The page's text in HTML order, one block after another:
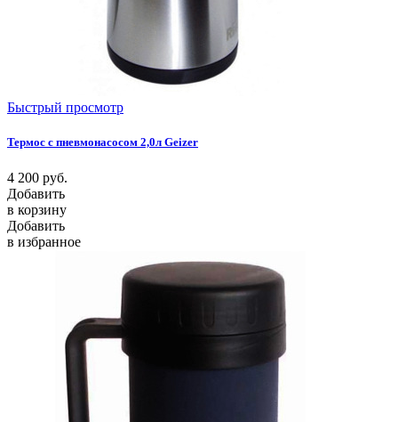
Быстрый просмотр
Термос с пневмонасосом 2,0л Geizer
4 200 руб.
Добавить
в корзину
Добавить
в избранное